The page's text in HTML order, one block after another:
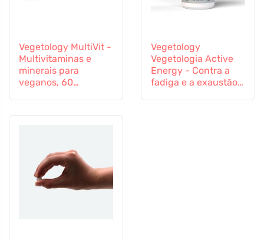
Vegetology MultiVit -
Multivitaminas e
minerais para
veganos, 60
Vegetology
Vegetologia Active
Energy - Contra a
fadiga e a exaustão,